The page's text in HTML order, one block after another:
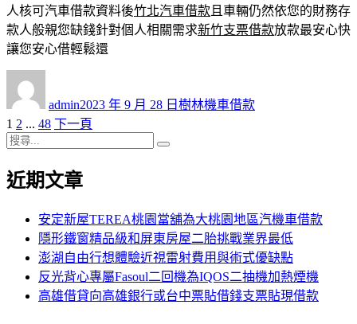
人核可汽車借款資料後竹北汽車借款 且車輛仍然依您的財務存
款人般親您缺錢針對個人相關需求新竹支票借款放款最安心快
讓您安心借輕鬆還
admin佈
日
期:
2023 年 9 月 28 日 類
樹林機車借款
文
章
分
頁
次
1 頁
次
2 ... 頁
次
48 下一頁
搜
關
近期文章
安定新屋TEREA桃園當舖為大桃園地區汽機車借款
隱形鐵窗精品級和屏東房屋二胎挑戰業界最低
澎湖自由行想體驗近視雷射費用與術式優缺點
反光背心專屬Fasoul二回機為IQOS二抽機加熱煙機
高雄借貸向高雄銀行或台中票貼借錢支票貼現借款